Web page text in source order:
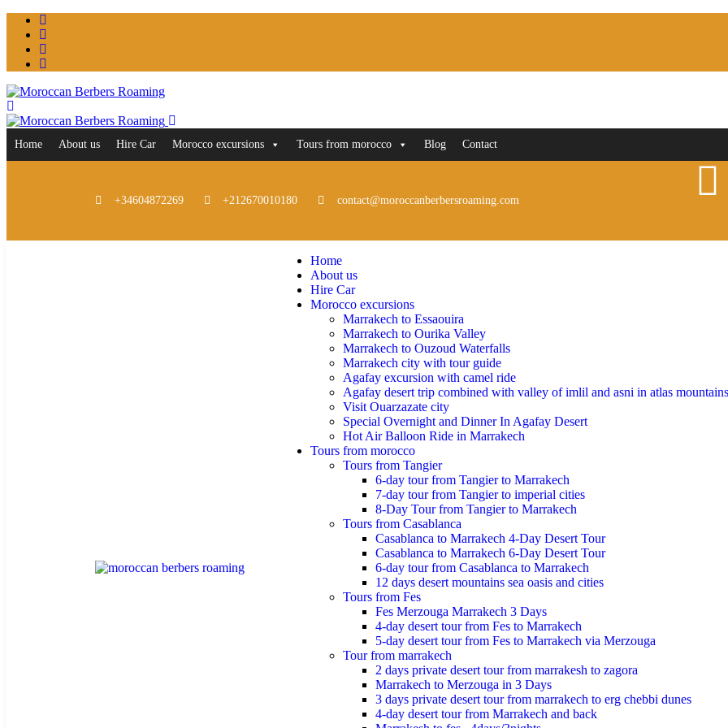
Home About us Hire Car Morocco excursions Tours from morocco Blog Contact
+34604872269 +212670010180 contact@moroccanberbersroaming.com
Home
About us
Hire Car
Morocco excursions
Marrakech to Essaouira
Marrakech to Ourika Valley
Marrakech to Ouzoud Waterfalls
Marrakech city with tour guide
Agafay excursion with camel ride
Agafay desert trip combined with valley of imlil and asni in atlas mountains
Visit Ouarzazate city
Special Overnight and Dinner In Agafay Desert
Hot Air Balloon Ride in Marrakech
Tours from morocco
Tours from Tangier
6-day tour from Tangier to Marrakech
7-day tour from Tangier to imperial cities
8-Day Tour from Tangier to Marrakech
Tours from Casablanca
Casablanca to Marrakech 4-Day Desert Tour
Casablanca to Marrakech 6-Day Desert Tour
6-day tour from Casablanca to Marrakech
12 days desert mountains sea oasis and cities
Tours from Fes
Fes Merzouga Marrakech 3 Days
4-day desert tour from Fes to Marrakech
5-day desert tour from Fes to Marrakech via Merzouga
Tour from marrakech
2 days private desert tour from marrakesh to zagora
Marrakech to Merzouga in 3 Days
3 days private desert tour from marrakech to erg chebbi dunes
4-day desert tour from Marrakech and back